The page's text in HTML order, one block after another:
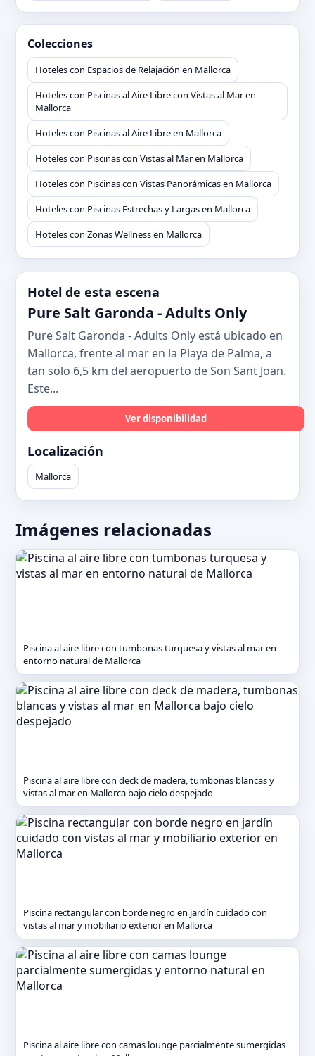
Colecciones
Hoteles con Espacios de Relajación en Mallorca
Hoteles con Piscinas al Aire Libre con Vistas al Mar en
Mallorca
Hoteles con Piscinas al Aire Libre en Mallorca
Hoteles con Piscinas con Vistas al Mar en Mallorca
Hoteles con Piscinas con Vistas Panorámicas en Mallorca
Hoteles con Piscinas Estrechas y Largas en Mallorca
Hoteles con Zonas Wellness en Mallorca
Hotel de esta escena
Pure Salt Garonda - Adults Only
Pure Salt Garonda - Adults Only está ubicado en
Mallorca, frente al mar en la Playa de Palma, a
tan solo 6,5 km del aeropuerto de Son Sant Joan.
Este...
Ver disponibilidad
Localización
Mallorca
Imágenes relacionadas
Piscina al aire libre con tumbonas turquesa y vistas al mar en
entorno natural de Mallorca
Piscina al aire libre con deck de madera, tumbonas blancas y
vistas al mar en Mallorca bajo cielo despejado
Piscina rectangular con borde negro en jardín cuidado con
vistas al mar y mobiliario exterior en Mallorca
Piscina al aire libre con camas lounge parcialmente sumergidas